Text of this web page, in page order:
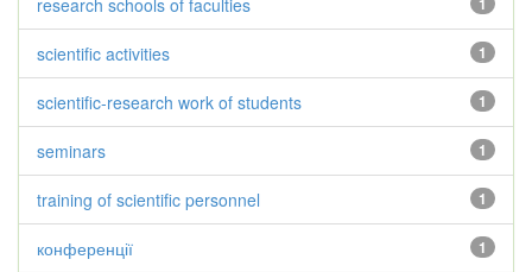
research schools of faculties
1
scientific activities
1
scientific-research work of students
1
seminars
1
training of scientific personnel
1
конференції